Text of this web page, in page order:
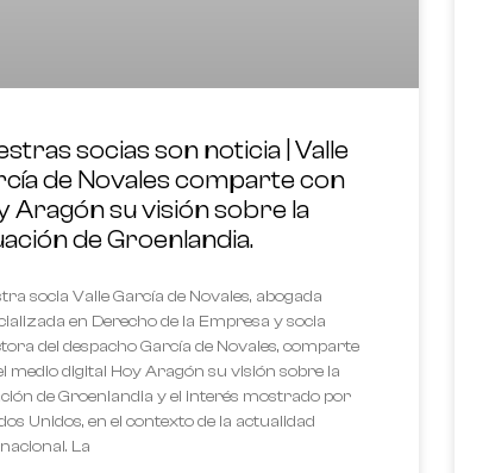
socias son noticia | Valle
de Novales comparte con
Aragón su visión sobre la
de Groenlandia.
socia Valle García de Novales, abogada
en Derecho de la Empresa y socia
del despacho García de Novales, comparte
medio digital Hoy Aragón su visión sobre la
de Groenlandia y el interés mostrado por
Unidos, en el contexto de la actualidad
La